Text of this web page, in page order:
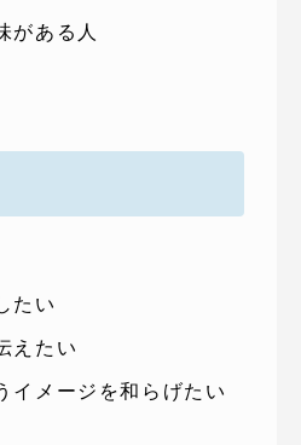
がある人
たい
えたい
イメージを和らげたい